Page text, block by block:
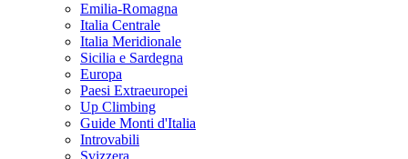
Emilia-Romagna
Italia Centrale
Italia Meridionale
Sicilia e Sardegna
Europa
Paesi Extraeuropei
Up Climbing
Guide Monti d'Italia
Introvabili